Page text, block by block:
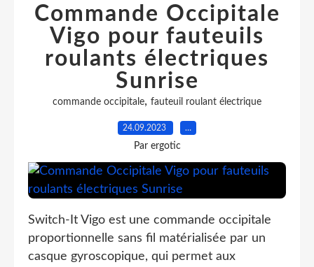
Commande Occipitale
Vigo pour fauteuils
roulants électriques
Sunrise
commande occipitale, fauteuil roulant électrique
24.09.2023 …
Par ergotic
Switch-It Vigo est une commande occipitale
proportionnelle sans fil matérialisée par un
casque gyroscopique, qui permet aux